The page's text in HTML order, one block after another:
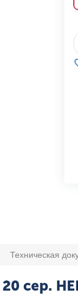
Техническая
сер.